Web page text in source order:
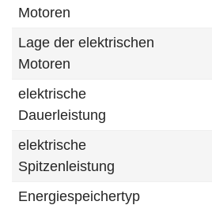
Motoren
Lage der elektrischen
Motoren
elektrische
Dauerleistung
elektrische
Spitzenleistung
Energiespeichertyp